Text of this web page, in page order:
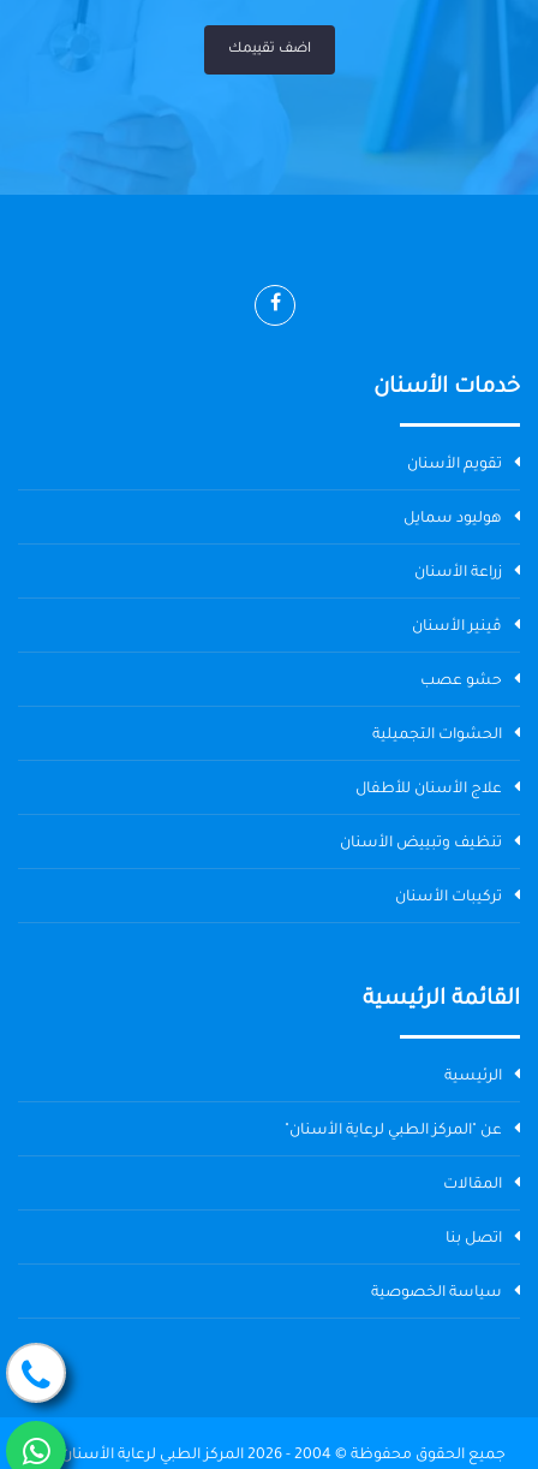
اضف تقييمك
خدمات الأسنان
تقويم الأسنان
هوليود سمايل
زراعة الأسنان
ڤينير الأسنان
حشو عصب
الحشوات التجميلية
علاج الأسنان للأطفال
تنظيف وتبييض الأسنان
تركيبات الأسنان
القائمة الرئيسية
الرئيسية
عن "المركز الطبي لرعاية الأسنان"
المقالات
اتصل بنا
سياسة الخصوصية
جميع الحقوق محفوظة © 2004 - 2026 المركز الطبي لرعاية الأسنان The